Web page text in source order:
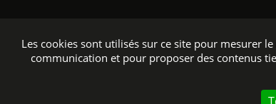
Les cookies sont utilisés sur ce site pour mesurer
communication et pour proposer des contenus